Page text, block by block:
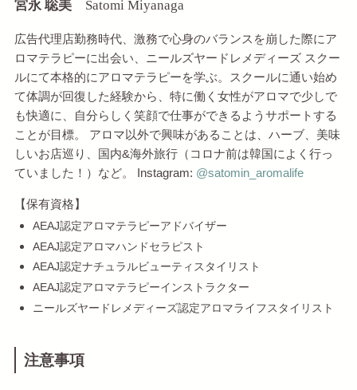
宮永 聡美Satomi Miyanaga
広告代理店勤務時代、激務で心身のバランスを崩した際にア
ロマテラピーに出会い、ニールズヤードレメディーズ スクー
ルにて本格的にアロマテラピーを学ぶ。スクールに通い始め
て体調が回復した経験から、特に働く女性がアロマで少しで
も快適に、自分らしく笑顔で仕事ができるようサポートする
ことが目標。 アロマ以外で興味があることは、ハーブ、美味
しいお店巡り、国内&海外旅行（コロナ前は韓国によく行っ
ていました！）など。 Instagram: @satomin_aromalife
【保有資格】
AEAJ認定アロマテラピーアドバイザー
AEAJ認定アロマハンドセラピスト
AEAJ認定ナチュラルビューティスタイリスト
AEAJ認定アロマテラピーインストラクター
ニールズヤードレメディーズ認定アロマライフスタイリスト
注意事項